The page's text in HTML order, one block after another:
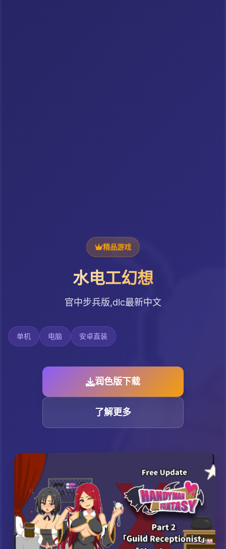
精品游戏
水电工幻想
官中步兵版,dlc最新中文
单机 电脑 安卓直装
润色版下载
了解更多